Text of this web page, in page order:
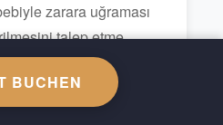
zarara uğraması
talep etme,
karşın, Şirket içinde
ilgili olarak kişilerin
Rubi Hotels,
BUCHEN